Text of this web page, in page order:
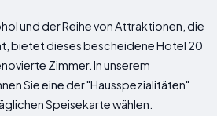
und der Reihe von Attraktionen, die
bietet dieses bescheidene Hotel 20
Zimmer. In unserem
Sie eine der "Hausspezialitäten"
Speisekarte wählen.